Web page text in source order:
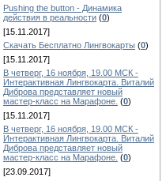
Pushing the button - Динамика
действия в реальности (0)
[15.11.2017]
Скачать Бесплатно Лингвокарты (0)
[15.11.2017]
В четверг, 16 ноября, 19.00 МСК -
Интерактивная Лингвокарта. Виталий
Диброва представляет новый
мастер-класс на Марафоне. (0)
[15.11.2017]
В четверг, 16 ноября, 19.00 МСК -
Интерактивная Лингвокарта. Виталий
Диброва представляет новый
мастер-класс на Марафоне. (0)
[23.09.2017]